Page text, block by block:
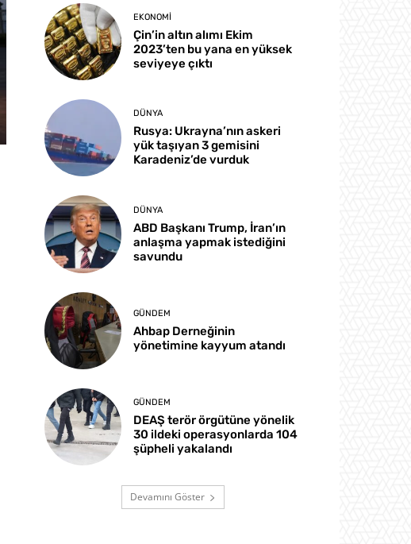
EKONOMI
Çin’in altın alımı Ekim
2023’ten bu yana en yüksek
seviyeye çıktı
DÜNYA
Rusya: Ukrayna’nın askeri
yük taşıyan 3 gemisini
Karadeniz’de vurduk
DÜNYA
ABD Başkanı Trump, İran’ın
anlaşma yapmak istediğini
savundu
GÜNDEM
Ahbap Derneğinin
yönetimine kayyum atandı
GÜNDEM
DEAŞ terör örgütüne yönelik
30 ildeki operasyonlarda 104
şüpheli yakalandı
Devamını Göster